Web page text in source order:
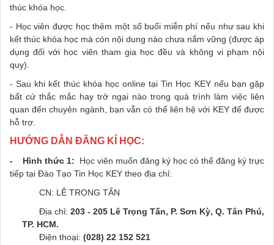
thúc khóa học.
- Học viên được học thêm một số buổi miễn phí nếu như sau khi
kết thúc khóa học mà cón nội dung nào chưa nắm vững (được áp
dụng đối với học viên tham gia học đều và không vi phạm nội
quy).
- Sau khi kết thúc khóa học online tại Tin Học KEY nếu bạn gặp
bất cứ thắc mắc hay trở ngại nào trong quá trình làm việc liên
quan đến chuyên ngành, bạn vẫn có thể liên hệ với KEY để được
hỗ trợ.
HƯỚNG DẪN ĐĂNG KÍ HỌC:
- Hình thức 1: Học viên muốn đăng ký học có thể đăng ký trực
tiếp tại Đào Tạo Tin Học KEY theo địa chỉ:
CN: LÊ TRỌNG TẤN
Địa chỉ: 203 - 205 Lê Trọng Tấn, P. Sơn Kỳ, Q. Tân Phú,
TP. HCM.
Điện thoại: (028) 22 152 521